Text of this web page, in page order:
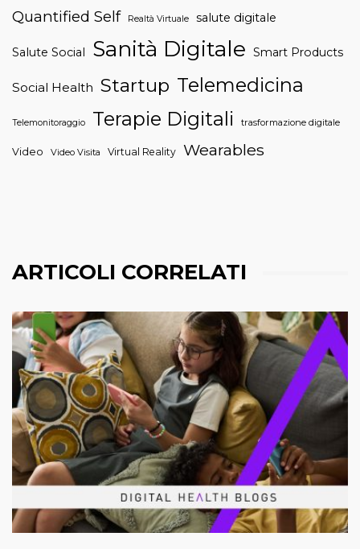
Quantified Self
Realtà Virtuale salute digitale
Salute Social Sanità Digitale Smart Products
Social Health Startup Telemedicina
Telemonitoraggio Terapie Digitali trasformazione digitale
Video Video Visita Virtual Reality Wearables
ARTICOLI CORRELATI